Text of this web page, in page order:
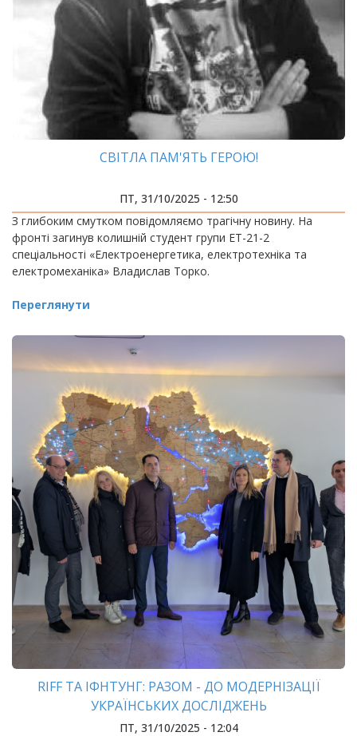
СВІТЛА ПАМ'ЯТЬ ГЕРОЮ!
ПТ, 31/10/2025 - 12:50
З глибоким смутком повідомляємо трагічну новину. На
фронті загинув колишній студент групи ЕТ-21-2
спеціальності «Електроенергетика, електротехніка та
електромеханіка» Владислав Торко.
Переглянути
RIFF ТА ІФНТУНГ: РАЗОМ - ДО МОДЕРНІЗАЦІЇ
УКРАЇНСЬКИХ ДОСЛІДЖЕНЬ
ПТ, 31/10/2025 - 12:04